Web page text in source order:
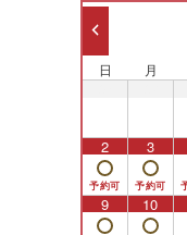
日 月
2 3
9 10